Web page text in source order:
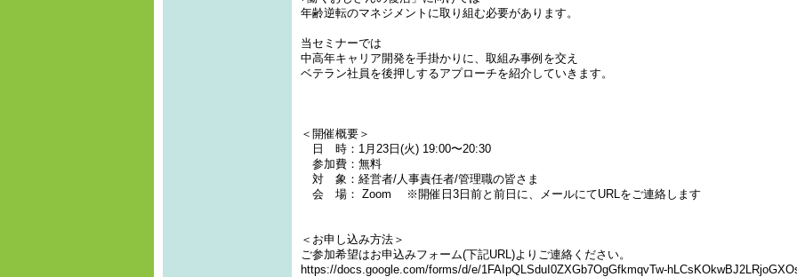
年齢逆転のマネジメントに取り組む必要があります。
当セミナーでは
中高年キャリア開発を手掛かりに、取組み事例を交え
ベテラン社員を後押しするアプローチを紹介していきます。
＜開催概要＞
日 時：1月23日(火) 19:00〜20:30
参加費：無料
対 象：経営者/人事責任者/管理職の皆さま
会 場： Zoom ※開催日3日前と前日に、メールにてURLをご連絡します
＜お申し込み方法＞
ご参加希望はお申込みフォーム(下記URL)よりご連絡ください。
https://docs.google.com/forms/d/e/1FAIpQLSduI0ZXGb7OgGfkmqvTw-